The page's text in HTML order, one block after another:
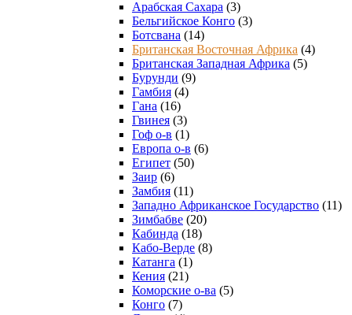
Арабская Сахара (3)
Бельгийское Конго (3)
Ботсвана (14)
Британская Восточная Африка (4)
Британская Западная Африка (5)
Бурунди (9)
Гамбия (4)
Гана (16)
Гвинея (3)
Гоф о-в (1)
Европа о-в (6)
Египет (50)
Заир (6)
Замбия (11)
Западно Африканское Государство (11)
Зимбабве (20)
Кабинда (18)
Кабо-Верде (8)
Катанга (1)
Кения (21)
Коморcкие о-ва (5)
Конго (7)